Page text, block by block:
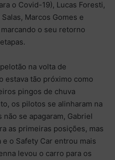
o Covid-19), Lucas Foresti,
Marcos Gomes e
o seu retorno
na volta de
estava tão próximo como
pingos de chuva
os pilotos se alinharam na
se apagaram, Gabriel
as primeiras posições, mas
o Safety Car entrou mais
levou o carro para os